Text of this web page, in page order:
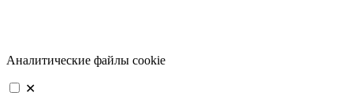
Аналитические файлы cookie
✕